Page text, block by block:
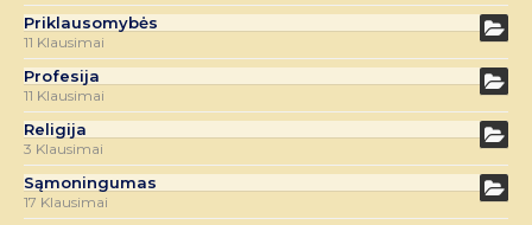
Priklausomybės
11 Klausimai
Profesija
11 Klausimai
Religija
3 Klausimai
Sąmoningumas
17 Klausimai